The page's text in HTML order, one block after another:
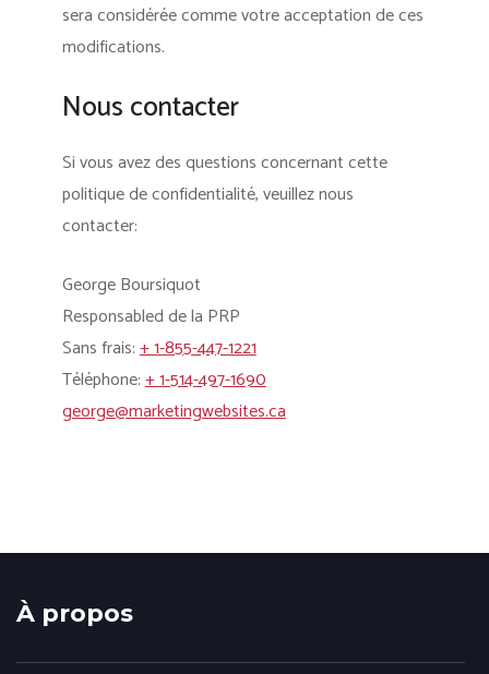
sera considérée comme votre acceptation de ces
modifications.
Nous contacter
Si vous avez des questions concernant cette
politique de confidentialité, veuillez nous
contacter:
George Boursiquot
Responsabled de la PRP
Sans frais:+ 1-855-447-1221
Téléphone:+ 1-514-497-1690
george@marketingwebsites.ca
À propos